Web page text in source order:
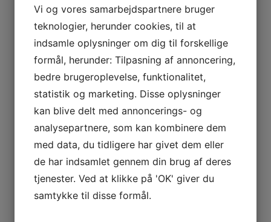
Skafter & spande
Holdere
InDoor Cleaning
Sörbo
Vinduespudsergrej
Holdere
Unger
Vinduespudsergrej
Renvandsanlæg
Stiger
Silkeborg Stiger
Spandeholder til bil
Affaldssortering
Affaldsspande til sortering
Stationer til affaldssortering
Download
Brugt
Vi og vores samarbejdspartnere bruger
teknologier, herunder cookies, til at
indsamle oplysninger om dig til forskellige
formål, herunder: Tilpasning af annoncering,
bedre brugeroplevelse, funktionalitet,
statistik og marketing. Disse oplysninger
kan blive delt med annoncerings- og
analysepartnere, som kan kombinere dem
med data, du tidligere har givet dem eller
de har indsamlet gennem din brug af deres
tjenester. Ved at klikke på 'OK' giver du
samtykke til disse formål.